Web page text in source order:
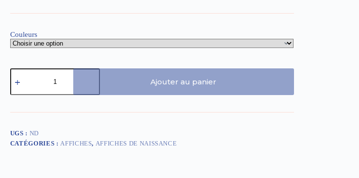
Couleurs
quantité
de
de
-
Ajouter au panier
UGS : ND
CATÉGORIES :AFFICHES, AFFICHES DE NAISSANCE